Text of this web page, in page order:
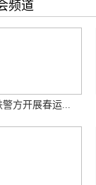
频道
警方开展春运...